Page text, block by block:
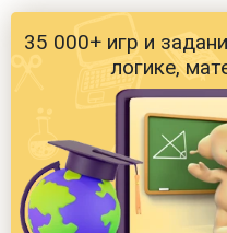
35 000+ игр и
логике,